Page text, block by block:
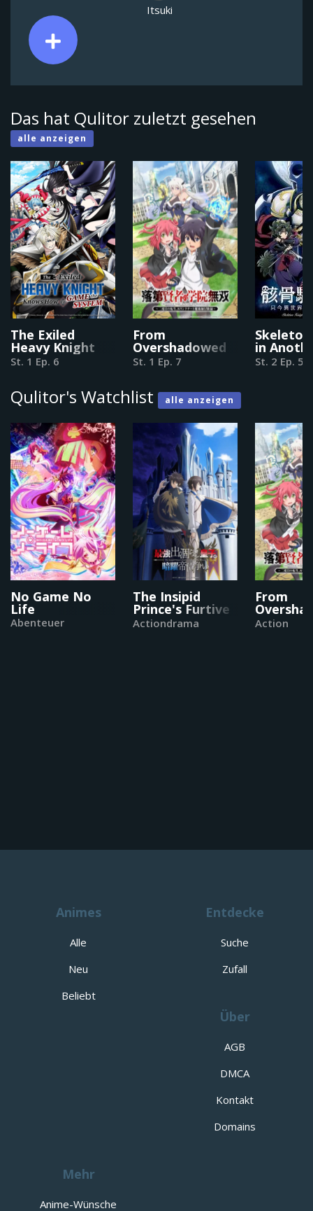
Itsuki
Das hat Qulitor zuletzt gesehen
alle anzeigen
The Exiled
Heavy Knight
Knows How to
Game the
St. 1 Ep. 6
From
Overshadowed
to
Overpowered:
Reincarnation
of a Talentless
Sage
St. 1 Ep. 7
in
World
St. 2 Ep. 5
Qulitor's Watchlist alle anzeigen
No Game No
Life
Abenteuer
The Insipid
Prince's Furtive
Grab for the
Actiondrama
From
to
Action
Animes
Alle
Neu
Beliebt
Entdecke
Suche
Zufall
Über
AGB
DMCA
Kontakt
Domains
Mehr
Anime-Wünsche